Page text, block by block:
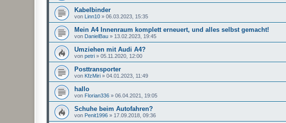
Kabelbinder
von Linn10 » 06.03.2023, 15:35
Mein A4 Innenraum komplett erneuert, und alles selbst gemacht!
von DanielBau » 13.02.2023, 19:45
Umziehen mit Audi A4?
von petri » 05.11.2020, 12:00
Posttransporter
von KfzMiri » 04.01.2023, 11:49
hallo
von Florian336 » 06.04.2021, 19:05
Schuhe beim Autofahren?
von Penit1996 » 17.09.2018, 09:36